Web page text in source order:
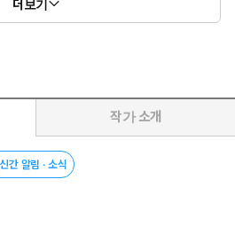
함께 있던” 자이고 싶은 열망과 기도가
그러나 그 기쁨은 거기서 끝나지
서 우리의 영을 사용하여 하나님의 말
은 얼마나 놀라운 일인가! 우리가 읽는
읽는 것을 섞을 때 말씀은 참으로 살아
통하여 이와 똑같은 발견을 한 많은
는 주의 자녀들 모두가 모든 기도로써
더보기
작가 소개
간 알림 · 소식